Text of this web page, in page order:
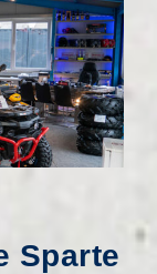
Sparte